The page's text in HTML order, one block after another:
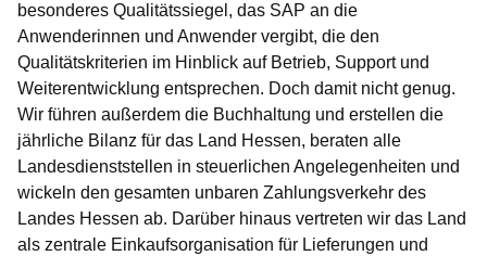
besonderes Qualitätssiegel, das SAP an die
Anwenderinnen und Anwender vergibt, die den
Qualitätskriterien im Hinblick auf Betrieb, Support und
Weiterentwicklung entsprechen. Doch damit nicht genug.
Wir führen außerdem die Buchhaltung und erstellen die
jährliche Bilanz für das Land Hessen, beraten alle
Landesdienststellen in steuerlichen Angelegenheiten und
wickeln den gesamten unbaren Zahlungsverkehr des
Landes Hessen ab. Darüber hinaus vertreten wir das Land
als zentrale Einkaufsorganisation für Lieferungen und